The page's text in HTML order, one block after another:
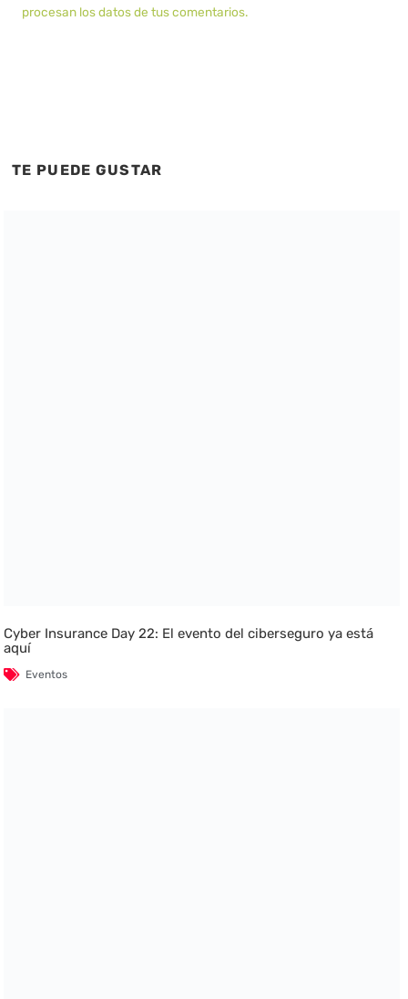
procesan los datos de tus comentarios.
TE PUEDE GUSTAR
Cyber Insurance Day 22: El evento del ciberseguro ya está
aquí
Eventos